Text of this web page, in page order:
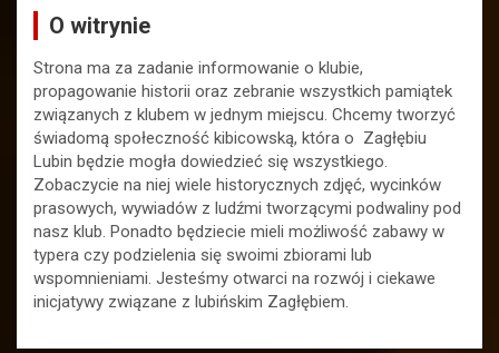
O witrynie
Strona ma za zadanie informowanie o klubie,
propagowanie historii oraz zebranie wszystkich pamiątek
związanych z klubem w jednym miejscu. Chcemy tworzyć
świadomą społeczność kibicowską, która o Zagłębiu
Lubin będzie mogła dowiedzieć się wszystkiego.
Zobaczycie na niej wiele historycznych zdjęć, wycinków
prasowych, wywiadów z ludźmi tworzącymi podwaliny pod
nasz klub. Ponadto będziecie mieli możliwość zabawy w
typera czy podzielenia się swoimi zbiorami lub
wspomnieniami. Jesteśmy otwarci na rozwój i ciekawe
inicjatywy związane z lubińskim Zagłębiem.